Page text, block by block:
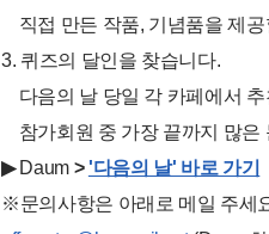
직접 만든 작품, 기념품을 제
3. 퀴즈의 달인을 찾습니다.
다음의 날 당일 각 카페에서
참가회원 중 가장 끝까지 많은
▶Daum>'다음의 날' 바로 가기
※문의사항은 아래로 메일 주세